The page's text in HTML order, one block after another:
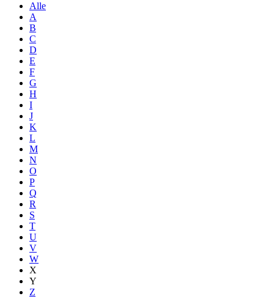
Alle
A
B
C
D
E
F
G
H
I
J
K
L
M
N
O
P
Q
R
S
T
U
V
W
X
Y
Z